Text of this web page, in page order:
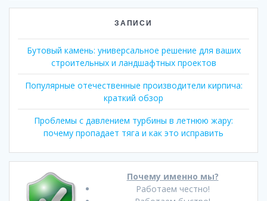
ЗАПИСИ
Бутовый камень: универсальное решение для ваших
строительных и ландшафтных проектов
Популярные отечественные производители кирпича:
краткий обзор
Проблемы с давлением турбины в летнюю жару:
почему пропадает тяга и как это исправить
Почему именно мы?
Работаем честно!